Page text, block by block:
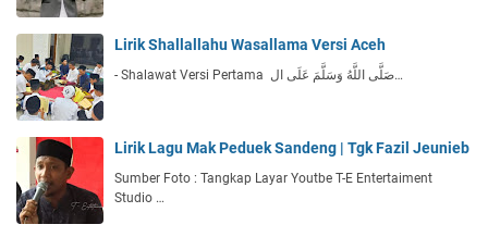
Lirik Shallallahu Wasallama Versi Aceh
- Shalawat Versi Pertama صَلَّى اللَّهُ وَسَلَّمَ عَلَى ال…
Lirik Lagu Mak Peduek Sandeng | Tgk Fazil Jeunieb
Sumber Foto : Tangkap Layar Youtbe T-E Entertaiment
Studio …